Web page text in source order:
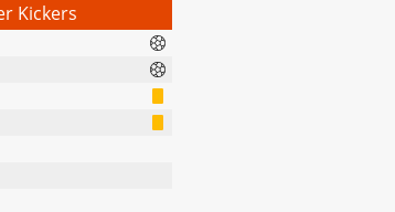
Kickers